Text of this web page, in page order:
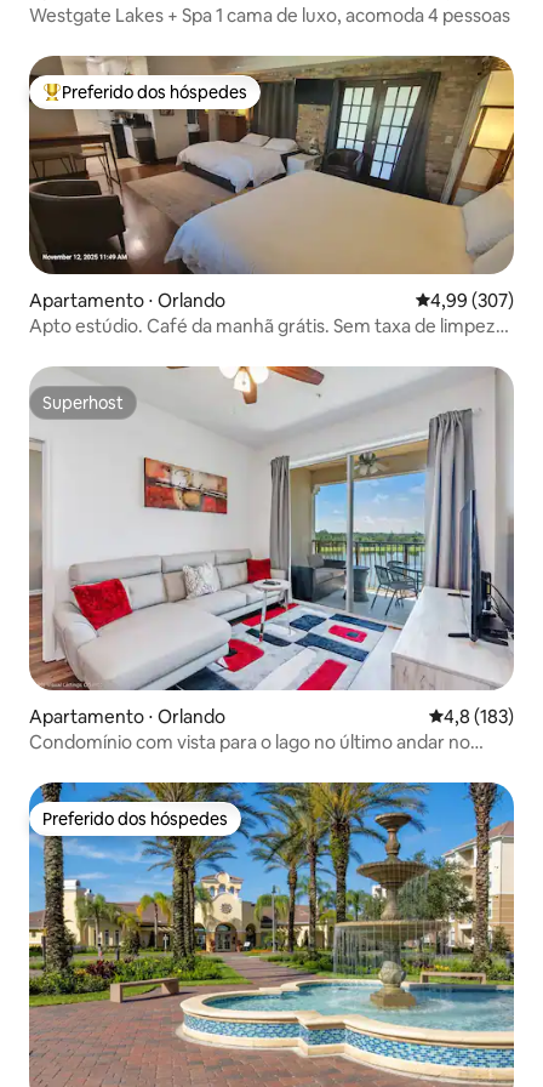
Westgate Lakes + Spa 1 cama de luxo, acomoda 4 pessoas
Entre os melhores preferidos dos hóspedes
Preferido dos hóspedes
Apartamento ⋅ Orlando 4,99 de uma
4,99 (307)
Apto estúdio. Café da manhã grátis. Sem taxa de limpeza.
Superhost
Superhost
Apartamento ⋅ Orlando 4,8 de uma
4,8 (183)
Condomínio com vista para o lago no último andar no
Preferido dos hóspedes
Preferido dos hóspedes